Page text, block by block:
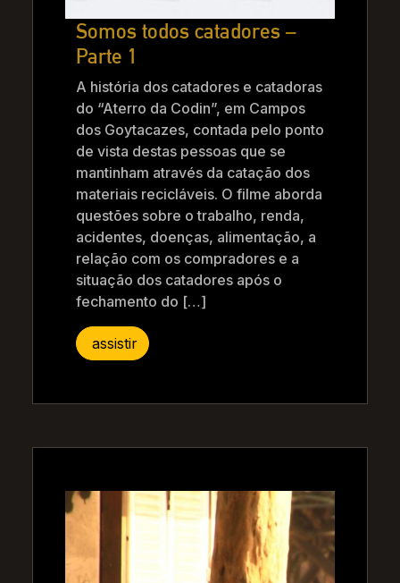
Somos todos catadores –
Parte 1
A história dos catadores e catadoras
do “Aterro da Codin”, em Campos
dos Goytacazes, contada pelo ponto
de vista destas pessoas que se
mantinham através da catação dos
materiais recicláveis. O filme aborda
questões sobre o trabalho, renda,
acidentes, doenças, alimentação, a
relação com os compradores e a
situação dos catadores após o
fechamento do […]
assistir